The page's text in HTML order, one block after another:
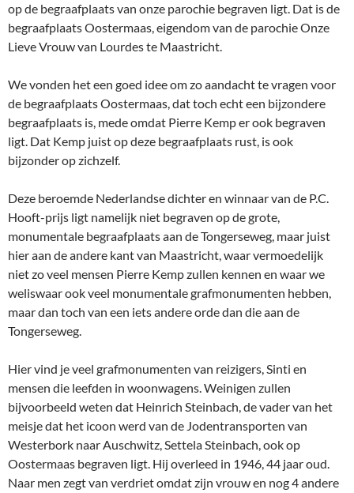
op de begraafplaats van onze parochie begraven ligt. Dat is de
begraafplaats Oostermaas, eigendom van de parochie Onze
Lieve Vrouw van Lourdes te Maastricht.
We vonden het een goed idee om zo aandacht te vragen voor
de begraafplaats Oostermaas, dat toch echt een bijzondere
begraafplaats is, mede omdat Pierre Kemp er ook begraven
ligt. Dat Kemp juist op deze begraafplaats rust, is ook
bijzonder op zichzelf.
Deze beroemde Nederlandse dichter en winnaar van de P.C.
Hooft-prijs ligt namelijk niet begraven op de grote,
monumentale begraafplaats aan de Tongerseweg, maar juist
hier aan de andere kant van Maastricht, waar vermoedelijk
niet zo veel mensen Pierre Kemp zullen kennen en waar we
weliswaar ook veel monumentale grafmonumenten hebben,
maar dan toch van een iets andere orde dan die aan de
Tongerseweg.
Hier vind je veel grafmonumenten van reizigers, Sinti en
mensen die leefden in woonwagens. Weinigen zullen
bijvoorbeeld weten dat Heinrich Steinbach, de vader van het
meisje dat het icoon werd van de Jodentransporten van
Westerbork naar Auschwitz, Settela Steinbach, ook op
Oostermaas begraven ligt. Hij overleed in 1946, 44 jaar oud.
Naar men zegt van verdriet omdat zijn vrouw en nog 4 andere